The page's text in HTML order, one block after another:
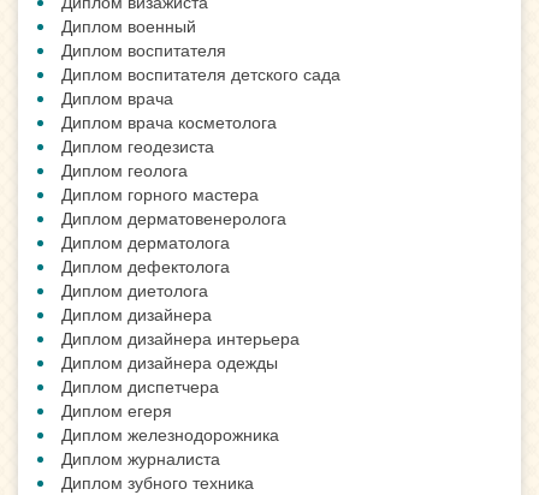
Диплом военный
Диплом воспитателя
Диплом воспитателя детского сада
Диплом врача
Диплом врача косметолога
Диплом геодезиста
Диплом геолога
Диплом горного мастера
Диплом дерматовенеролога
Диплом дерматолога
Диплом дефектолога
Диплом диетолога
Диплом дизайнера
Диплом дизайнера интерьера
Диплом дизайнера одежды
Диплом диспетчера
Диплом егеря
Диплом железнодорожника
Диплом журналиста
Диплом зубного техника